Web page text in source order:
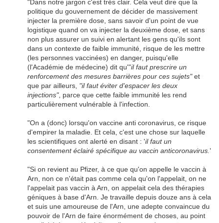
"Dans notre jargon c'est très clair. Cela veut dire que la
politique du gouvernement de décider de massivement
injecter la première dose, sans savoir d'un point de vue
logistique quand on va injecter la deuxième dose, et sans
non plus assurer un suivi en alertant les gens qu'ils sont
dans un contexte de faible immunité, risque de les mettre
(les personnes vaccinées) en danger, puisqu'elle
(l'Académie de médecine) dit qu'"il faut prescrire un
renforcement des mesures barrières pour ces sujets"et
que par ailleurs, "il faut éviter d'espacer les deux
injections", parce que cette faible immunité les rend
particulièrement vulnérable à l'infection.
"On a (donc) lorsqu'on vaccine anti coronavirus, ce risque
d'empirer la maladie. Et cela, c'est une chose sur laquelle
les scientifiques ont alerté en disant : 'il faut un
consentement éclairé spécifique au vaccin anticoronavirus. '
"Si on revient au Pfizer, à ce que qu'on appelle le vaccin à
Arn, non ce n'était pas comme cela qu'on l'appelait, on ne
l'appelait pas vaccin à Arn, on appelait cela des thérapies
géniques à base d'Arn. Je travaille depuis douze ans à cela
et suis une amoureuse de l'Arn, une adepte convaincue du
pouvoir de l'Arn de faire énormément de choses, au point